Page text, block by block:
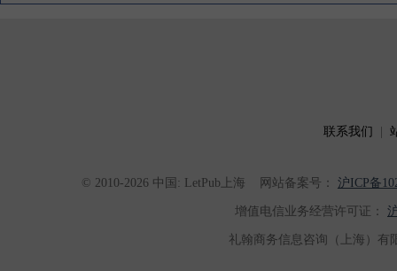
联系我们
© 2010-2026 中国: LetPub上海 网站备案号： 沪ICP备
增值电信业务经营许可证：
礼翰商务信息咨询（上海）